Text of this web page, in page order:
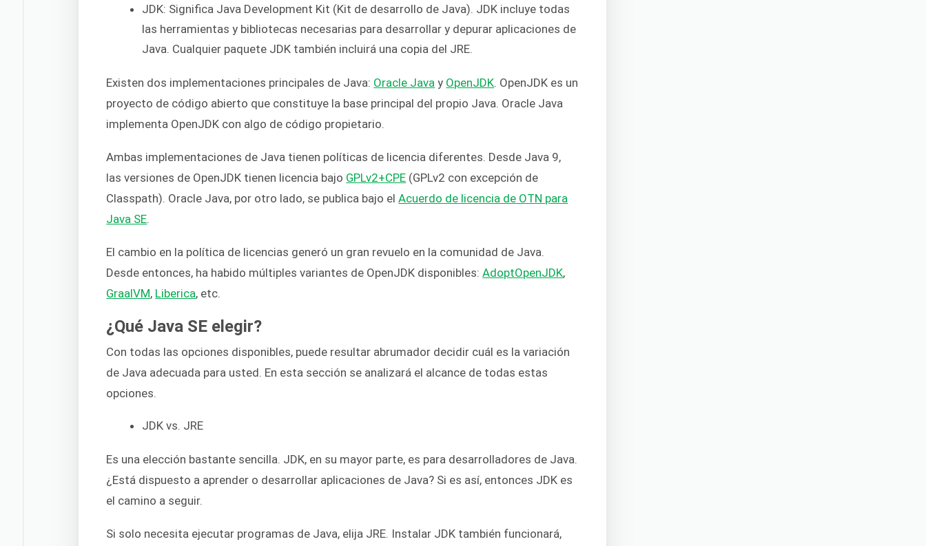
JDK: Significa Java Development Kit (Kit de desarrollo de Java). JDK incluye todas
las herramientas y bibliotecas necesarias para desarrollar y depurar aplicaciones de
Java. Cualquier paquete JDK también incluirá una copia del JRE.
Existen dos implementaciones principales de Java: Oracle Java y OpenJDK . OpenJDK es un
proyecto de código abierto que constituye la base principal del propio Java. Oracle Java
implementa OpenJDK con algo de código propietario.
Ambas implementaciones de Java tienen políticas de licencia diferentes. Desde Java 9,
las versiones de OpenJDK tienen licencia bajo GPLv2+CPE (GPLv2 con excepción de
Classpath). Oracle Java, por otro lado, se publica bajo elAcuerdo de licencia de OTN para
Java SE.
El cambio en la política de licencias generó un gran revuelo en la comunidad de Java.
Desde entonces, ha habido múltiples variantes de OpenJDK disponibles:AdoptOpenJDK,
GraalVM, Liberica, etc.
¿Qué Java SE elegir?
Con todas las opciones disponibles, puede resultar abrumador decidir cuál es la variación
de Java adecuada para usted. En esta sección se analizará el alcance de todas estas
opciones.
JDK vs. JRE
Es una elección bastante sencilla. JDK, en su mayor parte, es para desarrolladores de Java.
¿Está dispuesto a aprender o desarrollar aplicaciones de Java? Si es así, entonces JDK es
el camino a seguir.
Si solo necesita ejecutar programas de Java, elija JRE. Instalar JDK también funcionará,